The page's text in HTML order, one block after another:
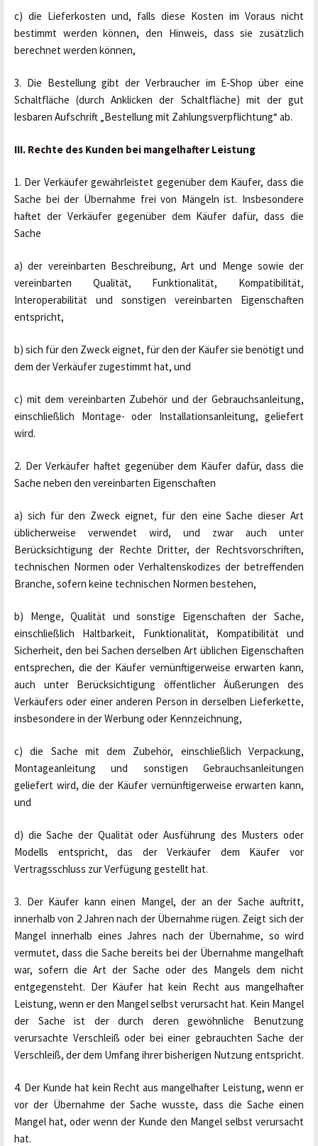
c) die Lieferkosten und, falls diese Kosten im Voraus nicht
bestimmt werden können, den Hinweis, dass sie zusätzlich
berechnet werden können,
3. Die Bestellung gibt der Verbraucher im E‑Shop über eine
Schaltfläche (durch Anklicken der Schaltfläche) mit der gut
lesbaren Aufschrift „Bestellung mit Zahlungsverpflichtung“ ab.
III. Rechte des Kunden bei mangelhafter Leistung
1. Der Verkäufer gewährleistet gegenüber dem Käufer, dass die
Sache bei der Übernahme frei von Mängeln ist. Insbesondere
haftet der Verkäufer gegenüber dem Käufer dafür, dass die
Sache
a) der vereinbarten Beschreibung, Art und Menge sowie der
vereinbarten Qualität, Funktionalität, Kompatibilität,
Interoperabilität und sonstigen vereinbarten Eigenschaften
entspricht,
b) sich für den Zweck eignet, für den der Käufer sie benötigt und
dem der Verkäufer zugestimmt hat, und
c) mit dem vereinbarten Zubehör und der Gebrauchsanleitung,
einschließlich Montage- oder Installationsanleitung, geliefert
wird.
2. Der Verkäufer haftet gegenüber dem Käufer dafür, dass die
Sache neben den vereinbarten Eigenschaften
a) sich für den Zweck eignet, für den eine Sache dieser Art
üblicherweise verwendet wird, und zwar auch unter
Berücksichtigung der Rechte Dritter, der Rechtsvorschriften,
technischen Normen oder Verhaltenskodizes der betreffenden
Branche, sofern keine technischen Normen bestehen,
b) Menge, Qualität und sonstige Eigenschaften der Sache,
einschließlich Haltbarkeit, Funktionalität, Kompatibilität und
Sicherheit, den bei Sachen derselben Art üblichen Eigenschaften
entsprechen, die der Käufer vernünftigerweise erwarten kann,
auch unter Berücksichtigung öffentlicher Äußerungen des
Verkäufers oder einer anderen Person in derselben Lieferkette,
insbesondere in der Werbung oder Kennzeichnung,
c) die Sache mit dem Zubehör, einschließlich Verpackung,
Montageanleitung und sonstigen Gebrauchsanleitungen
geliefert wird, die der Käufer vernünftigerweise erwarten kann,
und
d) die Sache der Qualität oder Ausführung des Musters oder
Modells entspricht, das der Verkäufer dem Käufer vor
Vertragsschluss zur Verfügung gestellt hat.
3. Der Käufer kann einen Mangel, der an der Sache auftritt,
innerhalb von 2 Jahren nach der Übernahme rügen. Zeigt sich der
Mangel innerhalb eines Jahres nach der Übernahme, so wird
vermutet, dass die Sache bereits bei der Übernahme mangelhaft
war, sofern die Art der Sache oder des Mangels dem nicht
entgegensteht. Der Käufer hat kein Recht aus mangelhafter
Leistung, wenn er den Mangel selbst verursacht hat. Kein Mangel
der Sache ist der durch deren gewöhnliche Benutzung
verursachte Verschleiß oder bei einer gebrauchten Sache der
Verschleiß, der dem Umfang ihrer bisherigen Nutzung entspricht.
4. Der Kunde hat kein Recht aus mangelhafter Leistung, wenn er
vor der Übernahme der Sache wusste, dass die Sache einen
Mangel hat, oder wenn der Kunde den Mangel selbst verursacht
hat.